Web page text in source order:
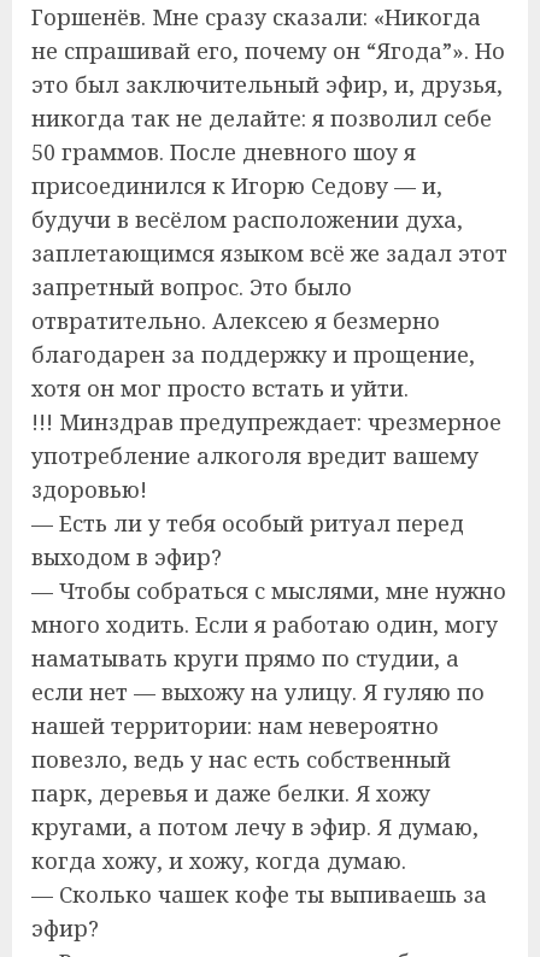
Горшенёв. Мне сразу сказали: «Никогда
не спрашивай его, почему он “Ягода”». Но
это был заключительный эфир, и, друзья,
никогда так не делайте: я позволил себе
50 граммов. После дневного шоу я
присоединился к Игорю Седову — и,
будучи в весёлом расположении духа,
заплетающимся языком всё же задал этот
запретный вопрос. Это было
отвратительно. Алексею я безмерно
благодарен за поддержку и прощение,
хотя он мог просто встать и уйти.
!!! Минздрав предупреждает: чрезмерное
употребление алкоголя вредит вашему
здоровью!
— Есть ли у тебя особый ритуал перед
выходом в эфир?
— Чтобы собраться с мыслями, мне нужно
много ходить. Если я работаю один, могу
наматывать круги прямо по студии, а
если нет — выхожу на улицу. Я гуляю по
нашей территории: нам невероятно
повезло, ведь у нас есть собственный
парк, деревья и даже белки. Я хожу
кругами, а потом лечу в эфир. Я думаю,
когда хожу, и хожу, когда думаю.
— Сколько чашек кофе ты выпиваешь за
эфир?